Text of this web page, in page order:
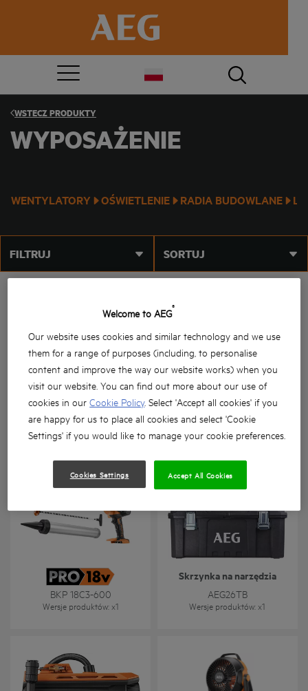
WSTECZPRODUKTY
WYPOSAŻENIE
WENTYLATORY OŚWIETLENIE RADIA BUDOWLANE
FILTRUJ SORTUJ
Zielony laser krzyżowy
(trzy linie + punkt
przenoszenia pionu)
CLG330-K
Wersje produktów
Bezszczotkowy
hybrydowy wentylator 18
V
BDF 18
Wersje produktów
BKP 18C3-600
Wersje produktów: x1
Skrzynka na narzędzia
AEG26TB
Wersje produktów: x1
Welcome to AEG®
Our website uses cookies and similar technology and we use
them for a range of purposes (including, to personalise
content and improve the way our website works) when you
visit our website. You can find out more about our use of
cookies in ourCookie Policy. Select 'Accept all cookies' if you
are happy for us to place all cookies and select 'Cookie
Settings' if you would like to manage your cookie preferences.
Cookies Settings Accept All Cookies